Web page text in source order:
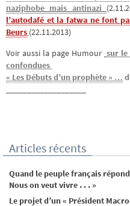
naziphobe mais antinazi
l’autodafé et la fatwa ne font
Beurs (22.11.2013)
Voir aussi la page Humour sur le
confondues
« Les Débuts d’un prophète » …
Articles récents
Quand le peuple français
Nous on veut vivre . . . »
Le projet d’un « Président